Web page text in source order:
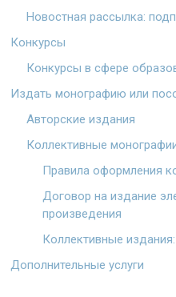
Новостная рассылка:
Конкурсы
Конкурсы в сфере
Издать монографию или
Авторские издания
Коллективные
Правила оформления
Договор на издание
произведения
Коллективные
Дополнительные услуги